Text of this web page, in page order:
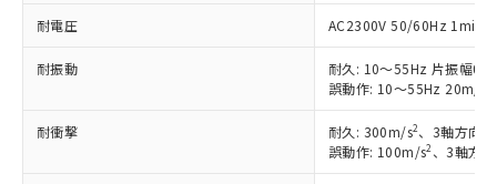
耐電圧 AC2300V 50/60Hz 1min (
耐振動
耐久: 10～55Hz 片振幅
誤動作: 10～55Hz 20m/s
耐衝撃 耐久: 300m/s2、3軸方向
誤動作: 100m/s2 、3軸方